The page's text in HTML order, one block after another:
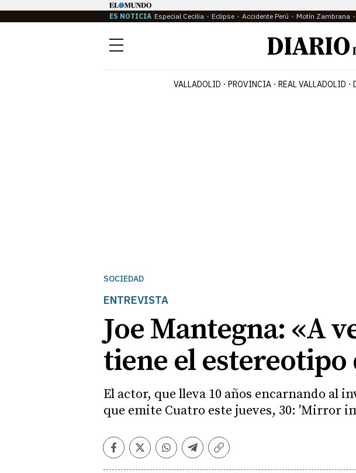
ES NOTICIA Especial Cecilia Eclipse Accidente Perú Motín Zambrana
Menú
VALLADOLID PROVINCIA REAL VALLADOLID
SOCIEDAD
ENTREVISTA
Joe Mantegna: «A
tiene el
El actor, que lleva 10 años encarnando al
que emite Cuatro este jueves, 30: 'Mirror
Facebook
TwitterWhatsapp
Telegram
Copiar